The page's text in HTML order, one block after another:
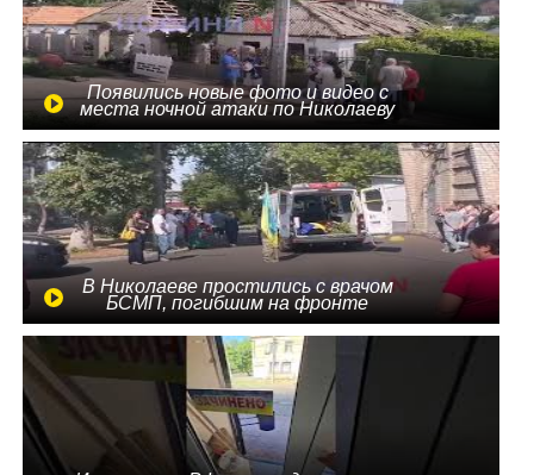
Появились новые фото и видео с
места ночной атаки по Николаеву
В Николаеве простились с врачом
БСМП, погибшим на фронте